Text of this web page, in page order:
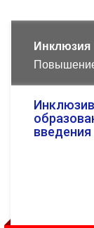
Инклюзия